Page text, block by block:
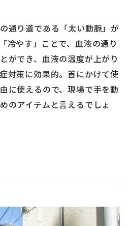
通り道である「太い動脈」が
冷やす」ことで、血液の通り
ができ、血液の温度が上がり
対策に効果的。首にかけて使
に使えるので、現場で手を動
のアイテムと言えるでしょ